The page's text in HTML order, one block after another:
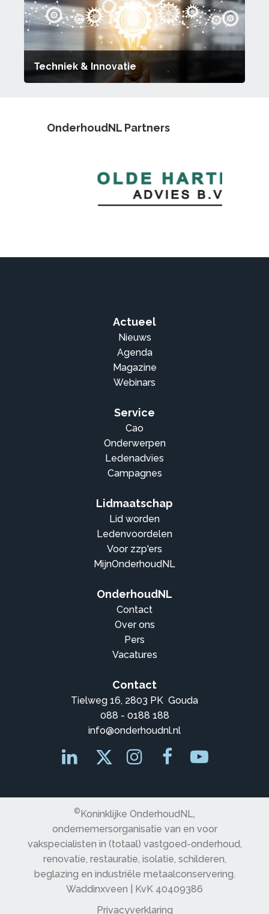
Techniek & Innovatie
OnderhoudNL Partners
Actueel
Nieuws
Agenda
Magazine
Webinars
Service
Cao
Onderwerpen
Ledenadvies
Campagnes
Lidmaatschap
Lid worden
Ledenvoordelen
Voor zzp'ers
MijnOnderhoudNL
OnderhoudNL
Contact
Over ons
Pers
Vacatures
Contact
Tielweg 16, 2803 PK Gouda
088 - 0188 188
info@onderhoudnl.nl
© Koninklijke OnderhoudNL,
ondernemersorganisatie van en voor
vakspecialisten in (totaal) vastgoed-onderhoud,
renovatie, restauratie, isolatie, schilderen,
beglazing en industriële metaalconservering.
Waddinxveen | KvK 40409386
Privacyverklaring